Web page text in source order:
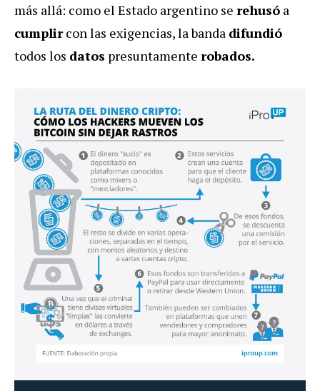
más allá: como el Estado argentino se rehusó a
cumplircon las exigencias, la banda difundió
todos los datos presuntamente robados.